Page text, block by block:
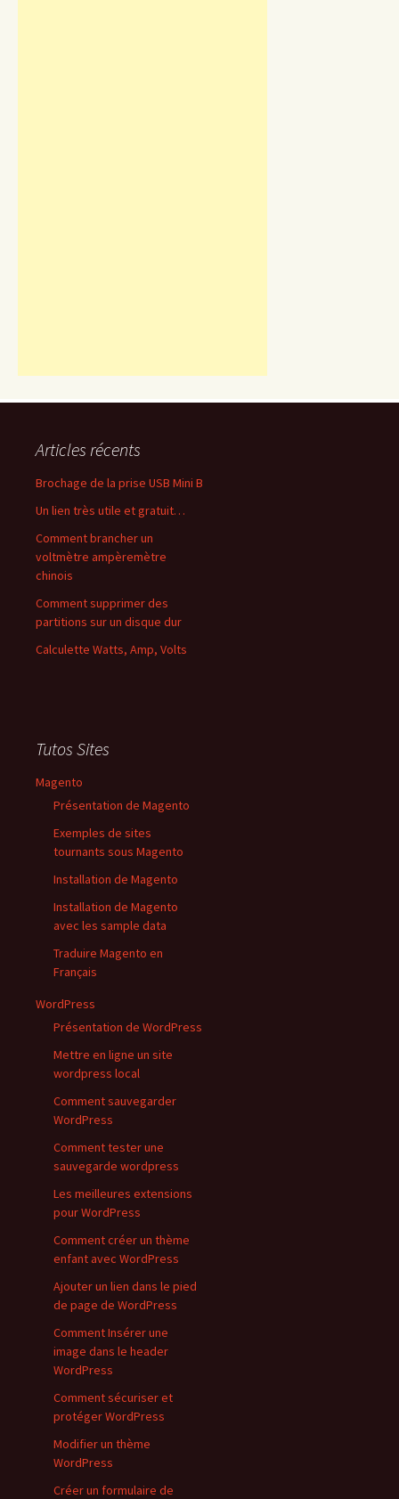
Articles récents
Brochage de la prise USB Mini B
Un lien très utile et gratuit…
Comment brancher un
voltmètre ampèremètre
chinois
Comment supprimer des
partitions sur un disque dur
Calculette Watts, Amp, Volts
Tutos Sites
Magento
Présentation de Magento
Exemples de sites
tournants sous Magento
Installation de Magento
Installation de Magento
avec les sample data
Traduire Magento en
Français
WordPress
Présentation de WordPress
Mettre en ligne un site
wordpress local
Comment sauvegarder
WordPress
Comment tester une
sauvegarde wordpress
Les meilleures extensions
pour WordPress
Comment créer un thème
enfant avec WordPress
Ajouter un lien dans le pied
de page de WordPress
Comment Insérer une
image dans le header
WordPress
Comment sécuriser et
protéger WordPress
Modifier un thème
WordPress
Créer un formulaire de